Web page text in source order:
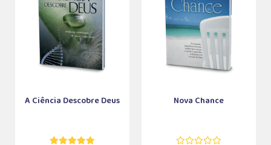
A Ciência Descobre Deus Nova Chance